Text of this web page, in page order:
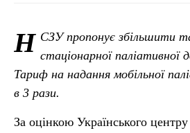
Н СЗУ пропонує збільшити
стаціонарної паліативної
Тариф на надання мобільної
в 3 рази.
За оцінкою Українського